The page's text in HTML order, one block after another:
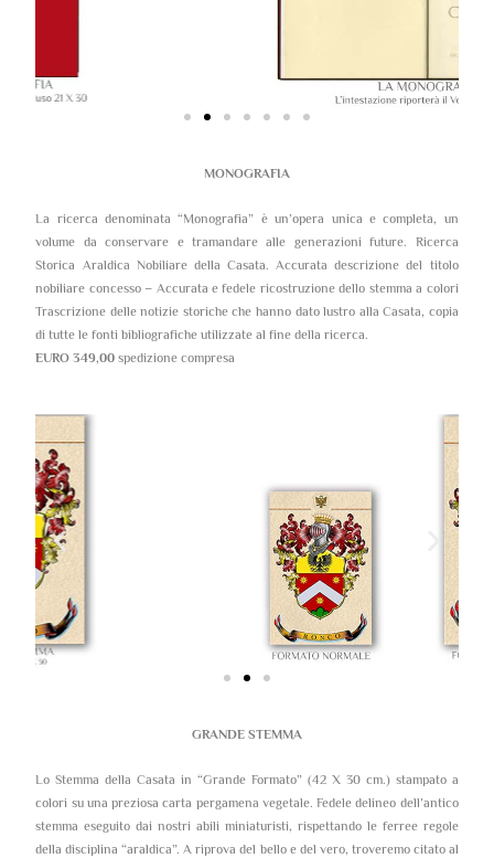
MONOGRAFIA
La ricerca denominata “Monografia” è un’opera unica e completa, un
volume da conservare e tramandare alle generazioni future. Ricerca
Storica Araldica Nobiliare della Casata. Accurata descrizione del titolo
nobiliare concesso – Accurata e fedele ricostruzione dello stemma a colori
Trascrizione delle notizie storiche che hanno dato lustro alla Casata, copia
di tutte le fonti bibliografiche utilizzate al fine della ricerca.
EURO 349,00 spedizione compresa
GRANDE STEMMA
Lo Stemma della Casata in “Grande Formato” (42 X 30 cm.) stampato a
colori su una preziosa carta pergamena vegetale. Fedele delineo dell’antico
stemma eseguito dai nostri abili miniaturisti, rispettando le ferree regole
della disciplina “araldica”. A riprova del bello e del vero, troveremo citato al